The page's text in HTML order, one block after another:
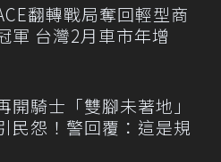
翻轉戰局奪回輕型商
軍 台灣2月車市年增
開騎士「雙腳未著地」
民怨！警回覆：這是規